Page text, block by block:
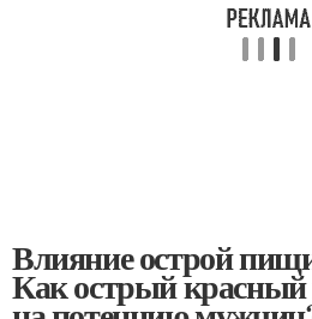
Влияние острой
Как острый красный